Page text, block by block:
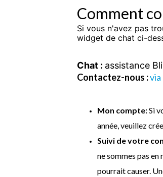
Comment
Si vous n'avez pas
widget de chat ci-
Chat : assistance
Contactez-nous :
Mon compte:Si
année, veuillez
Suivi de votre
ne sommes pas
pourrait causer.